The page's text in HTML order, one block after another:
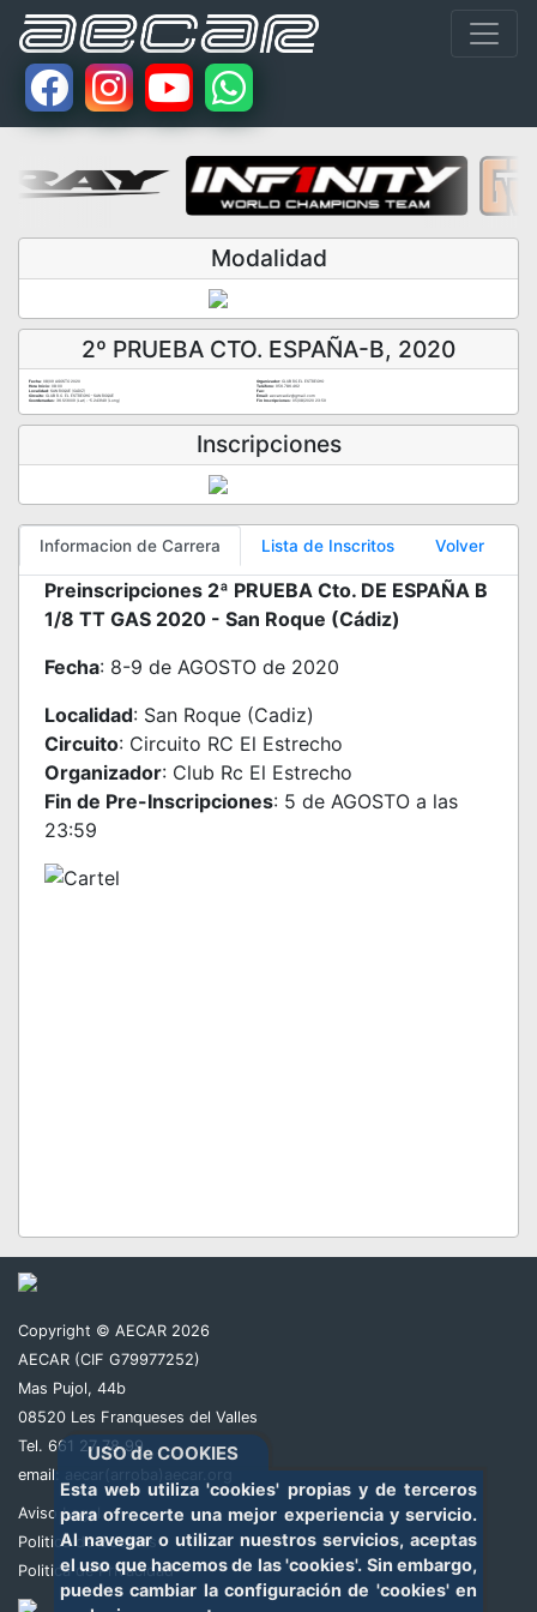
USO de COOKIES
Esta web utiliza 'cookies' propias y de terceros
para ofrecerte una mejor experiencia y servicio.
Al navegar o utilizar nuestros servicios, aceptas
el uso que hacemos de las 'cookies'. Sin embargo,
puedes cambiar la configuración de 'cookies' en
Modalidad
2º PRUEBA CTO. ESPAÑA-B, 2020
Fecha: 08/09 AGOSTO 2020 Organizador:
CLUB RC.EL ESTRECHO
Hora Inicio:
Teléfono:
956.786.462
Localidad:SAN ROQUE (CADIZ)
Fax:
Circuito:
CLUB R.C. EL ESTRECHO - SAN ROQUE Email:aecarcadiz@gmail.com
Coordenadas:
36.123009 (Lat) - -5.243149 (Long) Fin Inscripciones: 05/08/2020 23:59
Inscripciones
Informacion de Carrera Lista de Inscritos Volver
Preinscripciones 2ª PRUEBA Cto. DE ESPAÑA B
1/8 TT GAS 2020 - San Roque (Cádiz)
Fecha: 8-9 de AGOSTO de 2020
Localidad: San Roque (Cadiz)
Circuito: Circuito RC El Estrecho
Organizador: Club Rc El Estrecho
Fin de Pre-Inscripciones: 5 de AGOSTO a las
23:59
Director de carrera: Andres
Referee de dirección: Pedro Espejo
Cronometraje: Bernardo Macias
Responsable Boxes: Jose Mohedano
Control de verificaciones: Miguel Viaga
Coordinador de organización: Bernardo
Macías
Copyright © AECAR 2026
AECAR (CIF G79977252)
Mas Pujol, 44b
08520 Les Franqueses del Valles
Tel. 661 27 78 99
email:
aecar(arroba)aecar.org
Aviso Legal
Politica de Cookies
Politica de Privacidad